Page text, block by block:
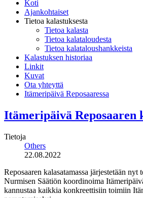
Koti
Ajankohtaiset
Tietoa kalastuksesta
Tietoa kalasta
Tietoa kalataloudesta
Tietoa kalataloushankkeista
Kalastuksen historiaa
Linkit
Kuvat
Ota yhteyttä
Itämeripäivä Reposaaressa
Itämeripäivä Reposaaren
Tietoja
Others
22.08.2022
Reposaaren kalasatamassa järjestetään nyt
Nurmisen Säätiön koordinoima
kannustaa kaikkia konkreettisiin toimiin